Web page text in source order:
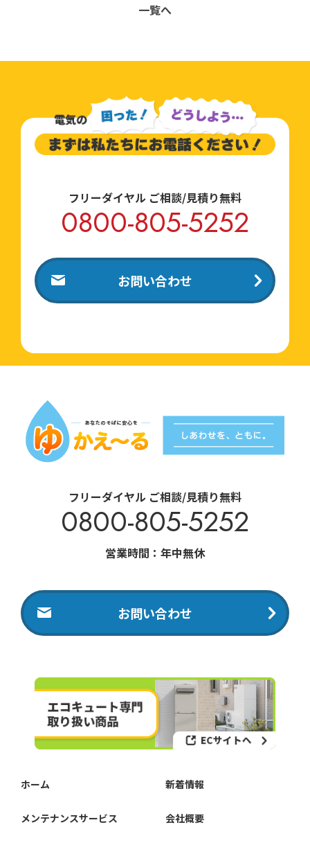
一覧へ
フリーダイヤル ご相談/見積り無料
0800-805-5252
お問い合わせ
フリーダイヤル ご相談/見積り無料
0800-805-5252
営業時間：年中無休
お問い合わせ
ホーム 新着情報
メンテナンスサービス 会社概要